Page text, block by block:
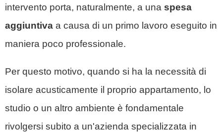
intervento porta, naturalmente, a una spesa
aggiuntiva a causa di un primo lavoro eseguito in
maniera poco professionale.
Per questo motivo, quando si ha la necessità di
isolare acusticamente il proprio appartamento, lo
studio o un altro ambiente è fondamentale
rivolgersi subito a un'azienda specializzata in